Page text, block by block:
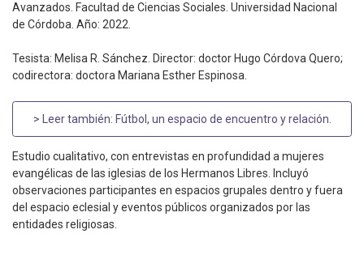
Avanzados. Facultad de Ciencias Sociales. Universidad Nacional
de Córdoba. Año: 2022.
Tesista: Melisa R. Sánchez. Director: doctor Hugo Córdova Quero;
codirectora: doctora Mariana Esther Espinosa.
> Leer también: Fútbol, un espacio de encuentro y relación
Estudio cualitativo, con entrevistas en profundidad a mujeres
evangélicas de las iglesias de los Hermanos Libres. Incluyó
observaciones participantes en espacios grupales dentro y fuera
del espacio eclesial y eventos públicos organizados por las
entidades religiosas.